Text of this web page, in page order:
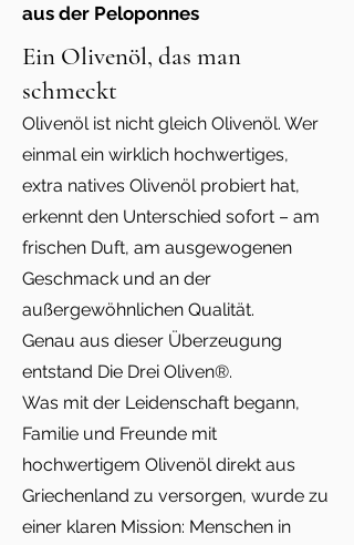
aus der Peloponnes
Ein Olivenöl, das man
schmeckt
Olivenöl ist nicht gleich Olivenöl. Wer
einmal ein wirklich hochwertiges,
extra natives Olivenöl probiert hat,
erkennt den Unterschied sofort – am
frischen Duft, am ausgewogenen
Geschmack und an der
außergewöhnlichen Qualität.
Genau aus dieser Überzeugung
entstand Die Drei Oliven®.
Was mit der Leidenschaft begann,
Familie und Freunde mit
hochwertigem Olivenöl direkt aus
Griechenland zu versorgen, wurde zu
einer klaren Mission: Menschen in